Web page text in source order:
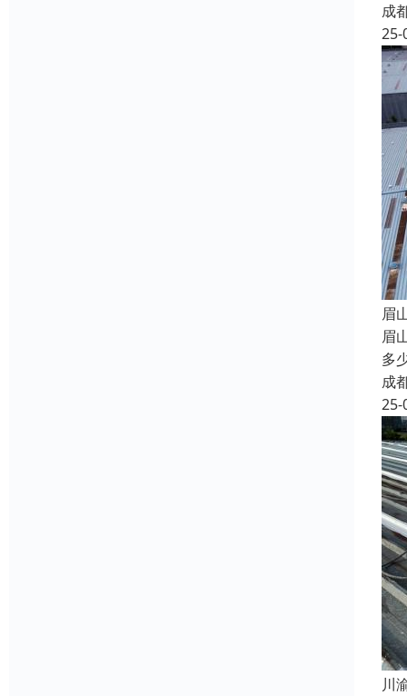
成
25-
眉
眉
多
成
25-
川